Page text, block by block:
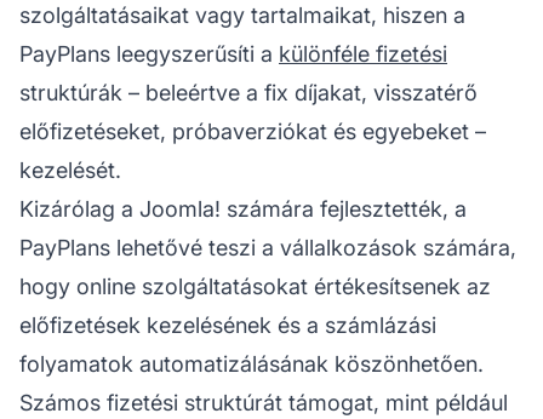
szolgáltatásaikat vagy tartalmaikat, hiszen a
PayPlans leegyszerűsíti a különféle fizetési
struktúrák – beleértve a fix díjakat, visszatérő
előfizetéseket, próbaverziókat és egyebeket –
kezelését.
Kizárólag a Joomla! számára fejlesztették, a
PayPlans lehetővé teszi a vállalkozások számára,
hogy online szolgáltatásokat értékesítsenek az
előfizetések kezelésének és a számlázási
folyamatok automatizálásának köszönhetően.
Számos fizetési struktúrát támogat, mint például